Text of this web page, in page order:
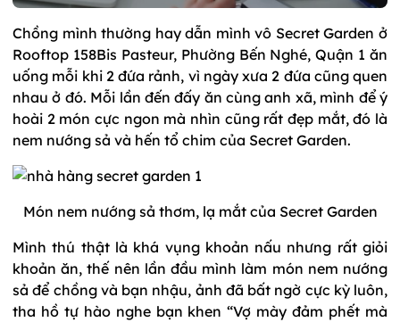
Chồng mình thường hay dẫn mình vô Secret Garden ở
Rooftop 158Bis Pasteur, Phường Bến Nghé, Quận 1 ăn
uống mỗi khi 2 đứa rảnh, vì ngày xưa 2 đứa cũng quen
nhau ở đó. Mỗi lần đến đấy ăn cùng anh xã, mình để ý
hoài 2 món cực ngon mà nhìn cũng rất đẹp mắt, đó là
nem nướng sả và hến tổ chim của Secret Garden.
Món nem nướng sả thơm, lạ mắt của Secret Garden
Mình thú thật là khá vụng khoản nấu nhưng rất giỏi
khoản ăn, thế nên lần đầu mình làm món nem nướng
sả để chồng và bạn nhậu, ảnh đã bất ngờ cực kỳ luôn,
tha hồ tự hào nghe bạn khen “Vợ mày đảm phết mà